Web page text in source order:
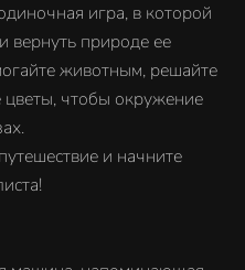
игра, в которой
вернуть природе ее
животным, решайте
чтобы окружение
и начните